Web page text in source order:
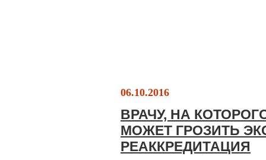
06.10.2016
ВРАЧУ, НА
МОЖЕТ ГРОЗИТЬ
РЕАККРЕДИТАЦИЯ